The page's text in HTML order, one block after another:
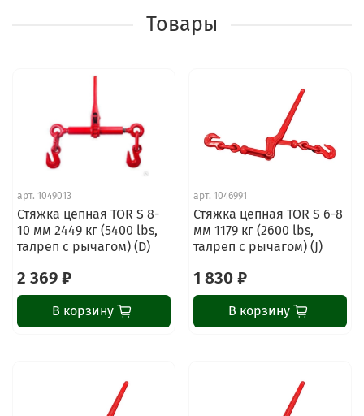
Товары
арт. 1049013
Стяжка цепная TOR S 8-
10 мм 2449 кг (5400 lbs,
талреп с рычагом) (D)
2 369 ₽
В корзину
арт. 1046991
Стяжка цепная TOR S 6-8
мм 1179 кг (2600 lbs,
талреп с рычагом) (J)
1 830 ₽
В корзину